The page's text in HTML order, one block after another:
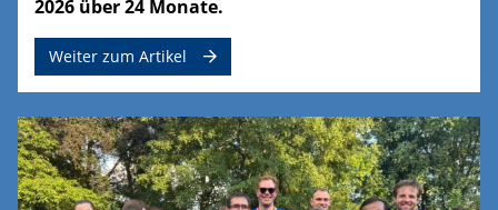
2026 über 24 Monate.
Weiter zum Artikel